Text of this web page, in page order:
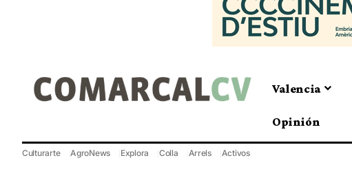
Valencia
Opinión
Culturarte AgroNews Explora Colla Arrels Activos